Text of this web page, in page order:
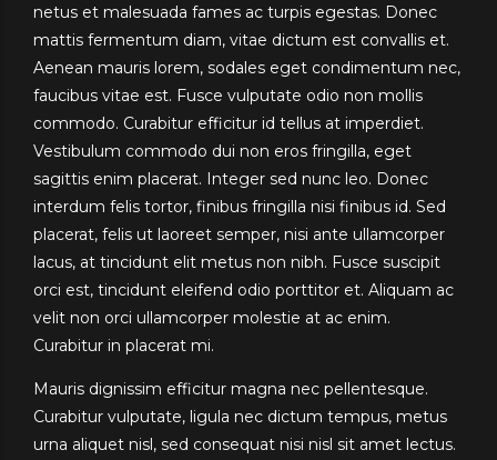
netus et malesuada fames ac turpis egestas. Donec
mattis fermentum diam, vitae dictum est convallis et.
Aenean mauris lorem, sodales eget condimentum nec,
faucibus vitae est. Fusce vulputate odio non mollis
commodo. Curabitur efficitur id tellus at imperdiet.
Vestibulum commodo dui non eros fringilla, eget
sagittis enim placerat. Integer sed nunc leo. Donec
interdum felis tortor, finibus fringilla nisi finibus id. Sed
placerat, felis ut laoreet semper, nisi ante ullamcorper
lacus, at tincidunt elit metus non nibh. Fusce suscipit
orci est, tincidunt eleifend odio porttitor et. Aliquam ac
velit non orci ullamcorper molestie at ac enim.
Curabitur in placerat mi.
Mauris dignissim efficitur magna nec pellentesque.
Curabitur vulputate, ligula nec dictum tempus, metus
urna aliquet nisl, sed consequat nisi nisl sit amet lectus.